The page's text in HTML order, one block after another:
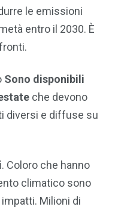
le emissioni
entro il 2030. È
Sono disponibili
che devono
diversi e diffuse su
. Coloro che hanno
climatico sono
Milioni di